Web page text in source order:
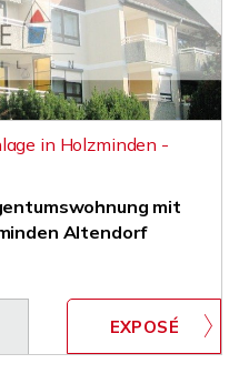
in Holzminden -
mit
Altendorf